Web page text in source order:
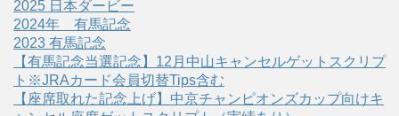
2025 日本ダービー
2024年 有馬記念
2023 有馬記念
【有馬記念当選記念】12月中山キャンセルゲットスクリプ
ト※JRAカード会員切替Tips含む
【座席取れた記念上げ】中京チャンピオンズカップ向けキ